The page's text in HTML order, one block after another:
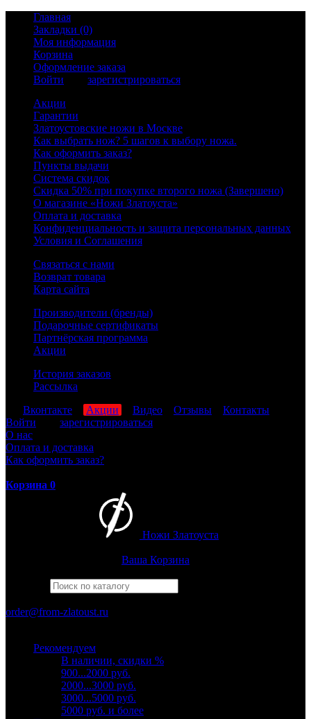
Главная
Закладки (0)
Моя информация
Корзина
Оформление заказа
Войти
зарегистрироваться
Акции
Гарантии
Златоустовские ножи в Москве
Как выбрать нож? 5 шагов к выбору ножа.
Как оформить заказ?
Пункты выдачи
Система скидок
Скидка 50% при покупке второго ножа (Завершено)
О магазине «Ножи Златоуста»
Оплата и доставка
Конфиденциальность и защита персональных данных
Условия и Соглашения
Связаться с нами
Возврат товара
Карта сайта
Производители (бренды)
Подарочные сертификаты
Партнёрская программа
Акции
История заказов
Рассылка
Вконтакте Акции Видео Отзывы
Контакты
Войти
зарегистрироваться
О нас
Оплата и доставка
Как оформить заказ?
Корзина 0
Ножи Златоуста
Ваша Корзина
order@from-zlatoust.ru
Рекомендуем
В наличии, скидки %
900...2000 руб.
2000...3000 руб.
3000...5000 руб.
5000 руб. и более